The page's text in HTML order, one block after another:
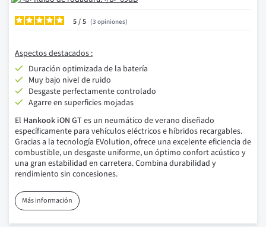
5/ 3 opiniones
Aspectos destacados :
Duración optimizada de la batería
Muy bajo nivel de ruido
Desgaste perfectamente controlado
Agarre en superficies mojadas
El Hankook iON GTes un neumático de verano diseñado
específicamente para vehículos eléctricos e híbridos recargables.
Gracias a la tecnología EVolution, ofrece una excelente eficiencia de
combustible, un desgaste uniforme, un óptimo confort acústico y
una gran estabilidad en carretera. Combina durabilidad y
rendimiento sin concesiones.
Más información